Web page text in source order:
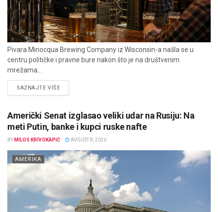
Pivara Minocqua Brewing Company iz Wisconsin-a našla se u
centru političke i pravne bure nakon što je na društvenim
mrežama...
SAZNAJTE VIŠEDETAILS
Američki Senat izglasao veliki udar na Rusiju: Na
meti Putin, banke i kupci ruske nafte
BY MILOS KRIVOKAPIĆ AVGUST 8, 2026
AMERIKA